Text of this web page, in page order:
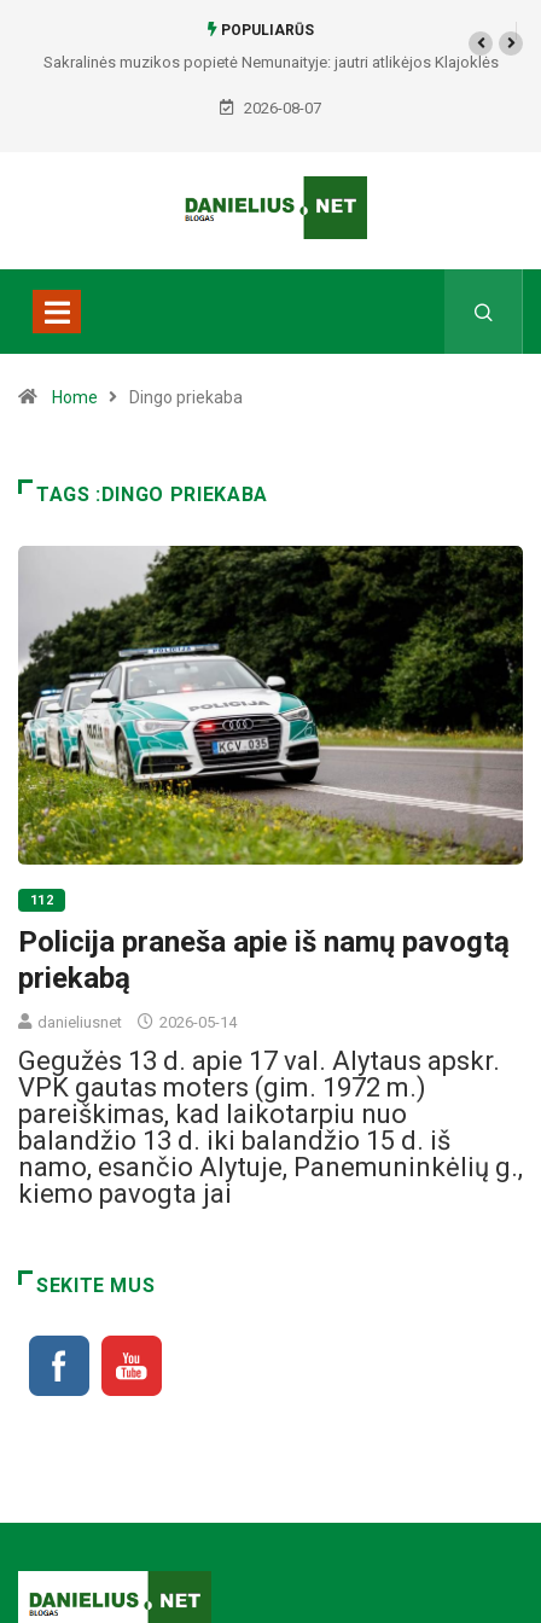
POPULIARŪS
Sakralinės muzikos popietė Nemunaityje: jautri atlikėjos Klajoklės
programa skambės istorinėje bažnyčioje
2026-08-07
Home Dingo priekaba
TAGS :DINGO PRIEKABA
112
Policija praneša apie iš namų pavogtą
priekabą
danieliusnet 2026-05-14
Gegužės 13 d. apie 17 val. Alytaus apskr.
VPK gautas moters (gim. 1972 m.)
pareiškimas, kad laikotarpiu nuo
balandžio 13 d. iki balandžio 15 d. iš
namo, esančio Alytuje, Panemuninkėlių g.,
kiemo pavogta jai
SEKITE MUS